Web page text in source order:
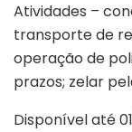
Atividades –
transporte de
operação de
prazos; zelar
Disponível até